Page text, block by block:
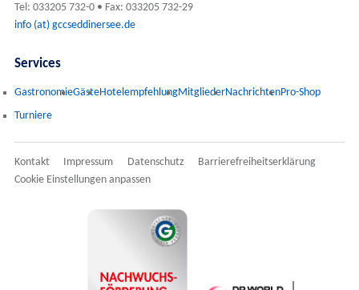
Tel: 033205 732-0 • Fax: 033205 732-29
info (at) gccseddinersee.de
Services
GastronomieGästeHotelempfehlungMitgliederNachrichtenPro-Shop
Turniere
Kontakt Impressum Datenschutz
Barrierefreiheitserklärung
Cookie Einstellungen anpassen